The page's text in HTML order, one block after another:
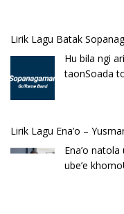
Lirik Lagu Batak
Hu bila ngi
taonSoada
Lirik Lagu Ena’o –
Ena’o
ube’e